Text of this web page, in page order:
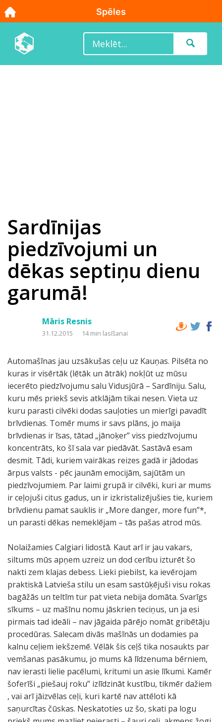
Sardīnijas
piedzīvojumi un
dēkas septiņu dienu
garumā!
Māris Resnis
31.12.2015 14 min lasīšanai
Automašīnas jau uzsākušas ceļu uz Kauņas. Pilsēta no
kuras ir visērtāk (lētāk un ātrāk) nokļūt uz mūsu
iecerēto piedzīvojumu salu Vidusjūrā – Sardīniju. Salu,
kuru mēs priekš sevis atklājām tikai nesen. Vieta uz
kuru parasti cilvēki dodas sauļoties un mierīgi pavadīt
brīvdienas. Tomēr mums ir savs plāns, jo maija
brīvdienas ir īsas, tātad „jānoķer” viss piedzīvojumu
koncentrāts, ko šī sala var piedāvāt. Sastāvā esam
desmit. Tādi, kuriem vairākas reizes gadā ir jādodas
ārpus valsts - pēc jaunām emocijām, sajūtām un
piedzīvojumiem. Par laimi grupā ir cilvēki, kuri ar mums
ir ceļojuši citus gadus, un ir izkristalizējušies tie, kuriem
brīvdienu pamat sauklis ir „More danger, more fun”*,
un parasti dēkas nemeklējam – tās pašas atrod mūs.
Nolaižamies Calgiari lidostā. Kaut arī ir jau vakars,
siltums mūs apņem uzreiz un dod cerību izturēt šo
nakti zem klajas debess. Lieki piebilst, ka ievērojam
praktiskā Latvieša stilu un esam sastūķējuši visu rokas
bagāžās un teltīm tur pat vieta nebija domāta. Svarīgs
sīkums – uz mašīnu nomu jāskrien teciņus, un ja esi
pirmais tad ideāli – nav jāgaida pārējo nomāt gribētāju
procedūras. Salecam divās mašīnās un dodamies pa
kalnu ceļiem iekšzemē. Vēlāk šis ceļš tika nosaukts par
vemšanas pasākumu, jo mums kā līdzenuma bērniem,
nav ierasti lielie pacēlumi, kritumi un asie līkumi. Kamēr
šoferīši „piešauj roku” izlīdzināt kustību, tikmēr dažiem
, vai arī jāizvēlas ceļi, kuri kartē nav attēloti kā
saņurcītas čūskas. Neskatoties uz šo, skati pa logu